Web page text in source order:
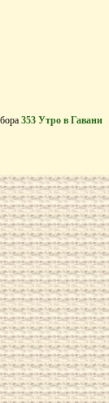
353 Утро в Гавани